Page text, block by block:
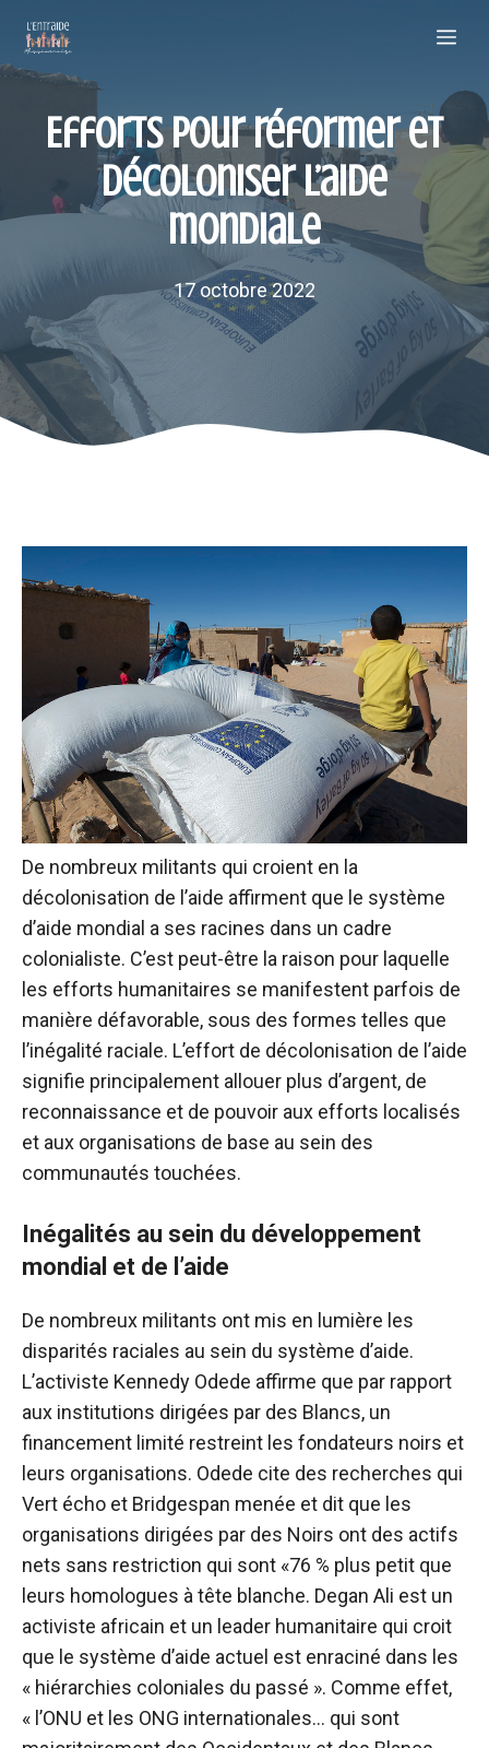
contenu
Efforts pour réformer et
décoloniser l’aide
mondiale
17 octobre 2022
De nombreux militants qui croient en la
décolonisation de l’aide affirment que le système
d’aide mondial a ses racines dans un cadre
colonialiste. C’est peut-être la raison pour laquelle
les efforts humanitaires se manifestent parfois de
manière défavorable, sous des formes telles que
l’inégalité raciale. L’effort de décolonisation de l’aide
signifie principalement allouer plus d’argent, de
reconnaissance et de pouvoir aux efforts localisés
et aux organisations de base au sein des
communautés touchées.
Inégalités au sein du développement
mondial et de l’aide
De nombreux militants ont mis en lumière les
disparités raciales au sein du système d’aide.
L’activiste Kennedy Odede affirme que par rapport
aux institutions dirigées par des Blancs, un
financement limité restreint les fondateurs noirs et
leurs organisations. Odede cite des recherches qui
Vert écho et Bridgespan menée et dit que les
organisations dirigées par des Noirs ont des actifs
nets sans restriction qui sont «76 % plus petit que
leurs homologues à tête blanche. Degan Ali est un
activiste africain et un leader humanitaire qui croit
que le système d’aide actuel est enraciné dans les
« hiérarchies coloniales du passé ». Comme effet,
« l’ONU et les ONG internationales… qui sont